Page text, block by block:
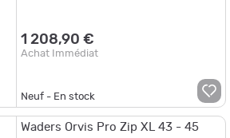
1 208,90 €
Achat Immédiat
Neuf - En stock
Waders Orvis Pro Zip XL 43 - 45